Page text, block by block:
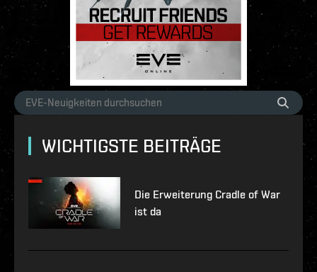
WICHTIGSTE BEITRÄGE
Die Erweiterung Cradle of War
ist da